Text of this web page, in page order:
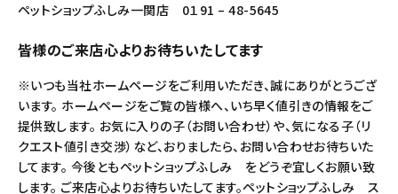
ペットショップふしみ一関店 0１91 – 48-5645
皆様のご来店心よりお待ちいたしてます
※いつも当社ホームページをご利用いただき、誠にありがとうござ
います。 ホームページをご覧の皆様へ、いち早く値引きの情報をご
提供致します。 お気に入りの子（お問い合わせ）や、気になる子（リ
クエスト値引き交渉）など、おりましたら、お問い合わせお待ちいた
してます。 今後ともペットショップふしみ をどうぞ宜しくお願い致
します。 ご来店心よりお待ちいたしてます。ペットショップふしみ ス